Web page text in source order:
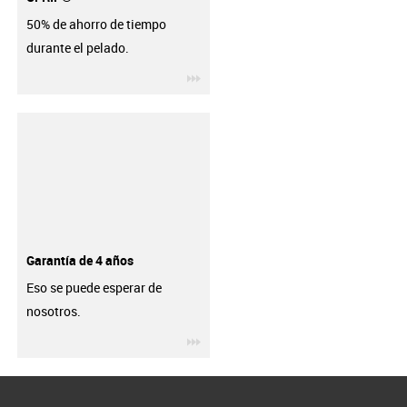
50% de ahorro de tiempo
durante el pelado.
Garantía de 4 años
Eso se puede esperar de
nosotros.